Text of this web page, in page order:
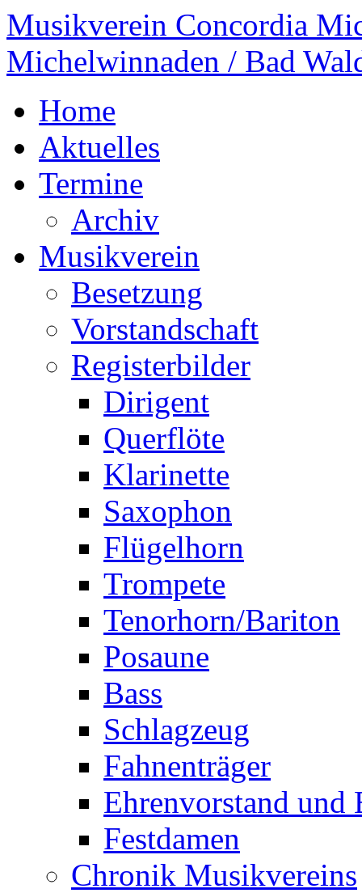
Musikverein Concordia
Michelwinnaden / Bad
Home
Aktuelles
Termine
Archiv
Musikverein
Besetzung
Vorstandschaft
Registerbilder
Dirigent
Querflöte
Klarinette
Saxophon
Flügelhorn
Trompete
Tenorhorn/Bariton
Posaune
Bass
Schlagzeug
Fahnenträger
Ehrenvorstand und
Festdamen
Chronik Musikvereins